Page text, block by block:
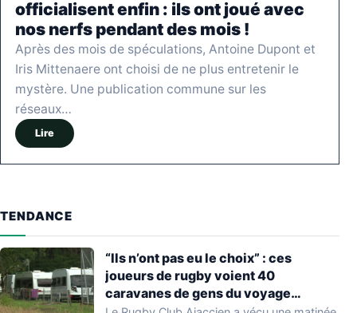
officialisent enfin : ils ont joué avec
nos nerfs pendant des mois !
Après des mois de spéculations, Antoine Dupont et
Iris Mittenaere ont choisi de ne plus entretenir le
mystère. Une publication commune sur les
réseaux…
Lire
TENDANCE
“Ils n’ont pas eu le choix” : ces
joueurs de rugby voient 40
caravanes de gens du voyage